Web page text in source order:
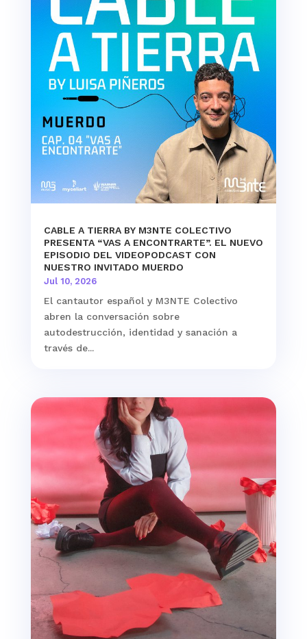
CABLE A TIERRA BY M3NTE COLECTIVO
PRESENTA “VAS A ENCONTRARTE”. EL NUEVO
EPISODIO DEL VIDEOPODCAST CON
NUESTRO INVITADO MUERDO
Jul 10, 2026
El cantautor español y M3NTE Colectivo
abren la conversación sobre
autodestrucción, identidad y sanación a
través de...